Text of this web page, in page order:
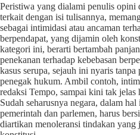
Peristiwa yang dialami penulis opini
terkait dengan isi tulisannya,
sebagai intimidasi atau ancaman
berpendapat, yang dijamin oleh
kategori ini, berarti bertambah
penekanan terhadap kebebasan
kasus serupa, sejauh ini nyaris tanpa
penegak hukum. Ambil contoh,
redaksi Tempo, sampai kini tak
Sudah seharusnya negara, dalam
pemerintah dan parlemen, harus
diartikan menoleransi tindakan yang